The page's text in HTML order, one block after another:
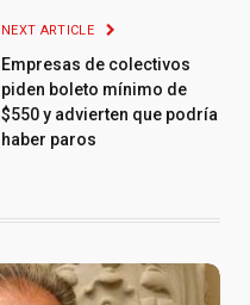
NEXT ARTICLE
Empresas de colectivos
piden boleto mínimo de
$550 y advierten que podría
haber paros